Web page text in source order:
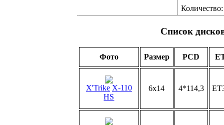
Список
Фото Размер PCD
X'Trike X-110
HS
6x14 4*114,3